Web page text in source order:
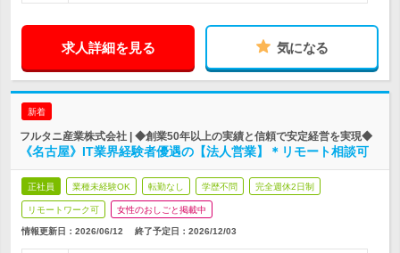
求人詳細を見る 気になる
新着
フルタニ産業株式会社 | ◆創業50年以上の実績と信頼で安定経営を実現◆
《名古屋》IT業界経験者優遇の【法人営業】＊リモート相談可
正社員 業種未経験OK 転勤なし 学歴不問 完全週休2日制
リモートワーク可 女性のおしごと掲載中
情報更新日：2026/06/12 終了予定日： 2026/12/03